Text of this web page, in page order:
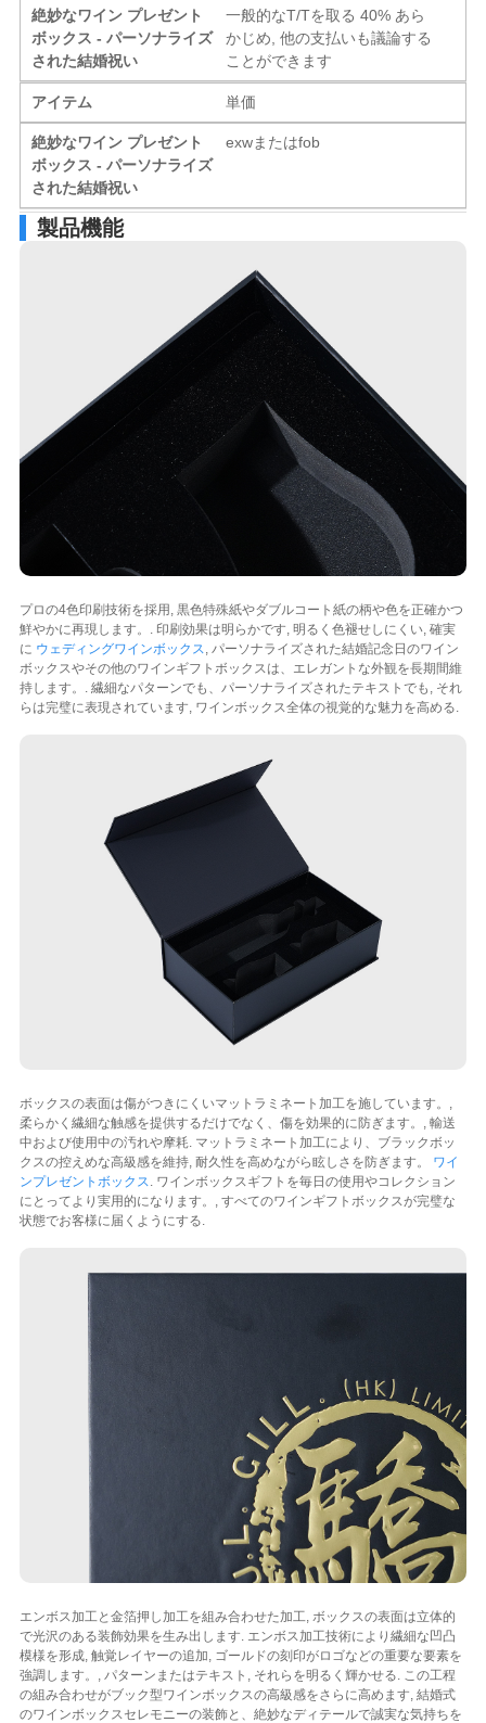
絶妙なワイン プレゼント
ボックス - パーソナライズ
された結婚祝い
一般的なT/Tを取る 40% あら
かじめ, 他の支払いも議論する
ことができます
アイテム 単価
絶妙なワイン プレゼント
ボックス - パーソナライズ
された結婚祝い
exwまたはfob
製品機能
プロの4色印刷技術を採用, 黒色特殊紙やダブルコート紙の柄や色を正確かつ
鮮やかに再現します。. 印刷効果は明ら​​かです, 明るく色褪せしにくい, 確実
に ウェディングワインボックス
, パーソナライズされた結婚記念日のワイン
ボックスやその他のワインギフトボックスは、エレガントな外観を長期間維
持します。. 繊細なパターンでも、パーソナライズされたテキストでも, それ
らは完璧に表現されています, ワインボックス全体の視覚的な魅力を高める.
ボックスの表面は傷がつきにくいマットラミネート加工を施しています。,
柔らかく繊細な触感を提供するだけでなく、傷を効果的に防ぎます。, 輸送
中および使用中の汚れや摩耗. マットラミネート加工により、ブラックボッ
クスの控えめな高級感を維持, 耐久性を高めながら眩しさを防ぎます。 ワイ
ンプレゼントボックス. ワインボックスギフトを毎日の使用やコレクション
にとってより実用的になります。, すべてのワインギフトボックスが完璧な
状態でお客様に届くようにする.
エンボス加工と金箔押し加工を組み合わせた加工, ボックスの表面は立体的
で光沢のある装飾効果を生み出します. エンボス加工技術により繊細な凹凸
模様を形成, 触覚レイヤーの追加, ゴールドの刻印がロゴなどの重要な要素を
強調します。, パターンまたはテキスト, それらを明るく輝かせる. この工程
の組み合わせがブック型ワインボックスの高級感をさらに高めます, 結婚式
のワインボックスセレモニーの装飾と、絶妙なディテールで誠実な気持ちを